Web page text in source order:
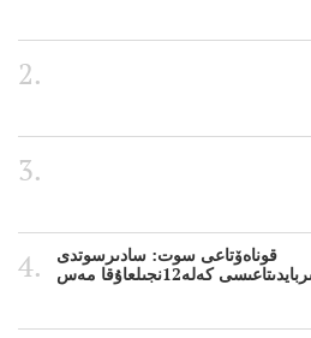
قوناەۆتاعى سوت: سادىرسوتدى